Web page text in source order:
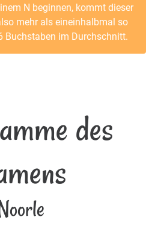
N beginnen, kommt dieser
mehr als eineinhalbmal so
Buchstaben im Durchschnitt.
des